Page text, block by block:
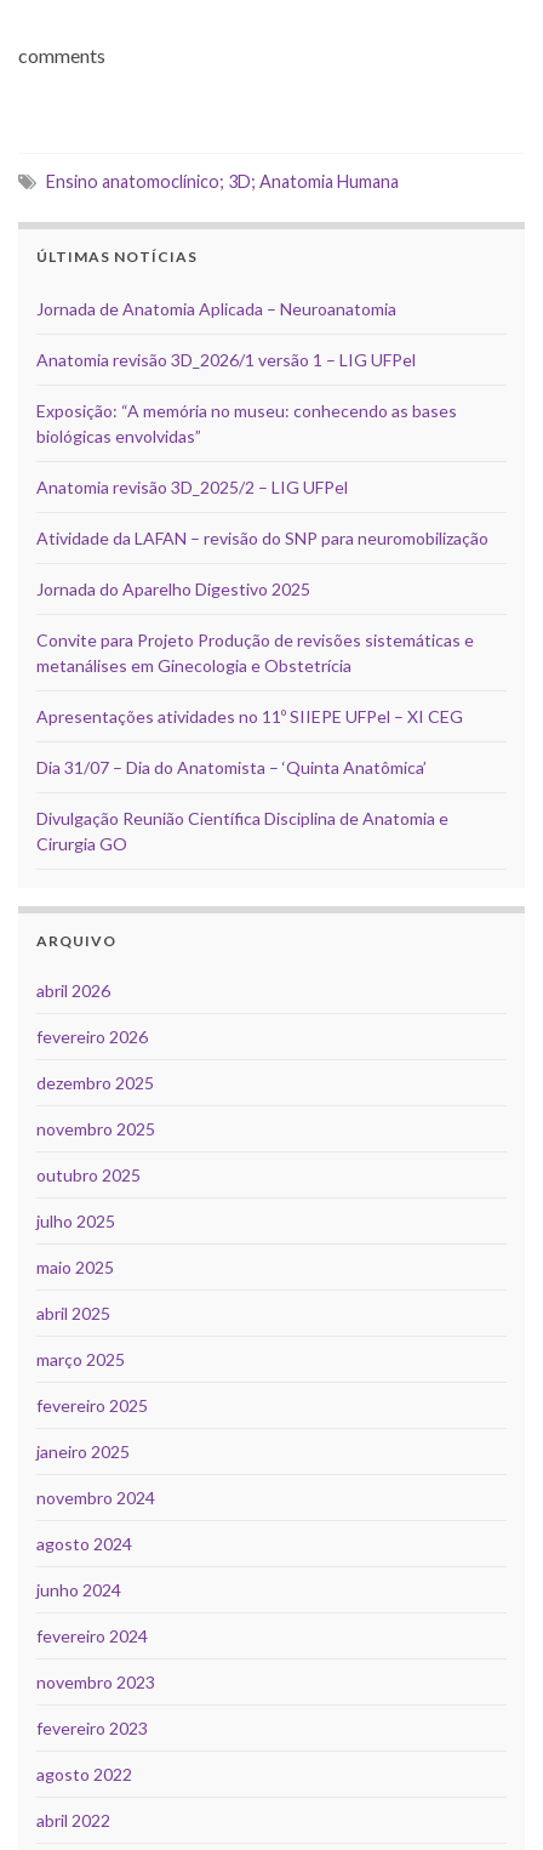
comments
Ensino anatomoclínico; 3D; Anatomia Humana
ÚLTIMAS NOTÍCIAS
Jornada de Anatomia Aplicada – Neuroanatomia
Anatomia revisão 3D_2026/1 versão 1 – LIG UFPel
Exposição: “A memória no museu: conhecendo as bases
biológicas envolvidas”
Anatomia revisão 3D_2025/2 – LIG UFPel
Atividade da LAFAN – revisão do SNP para neuromobilização
Jornada do Aparelho Digestivo 2025
Convite para Projeto Produção de revisões sistemáticas e
metanálises em Ginecologia e Obstetrícia
Apresentações atividades no 11º SIIEPE UFPel – XI CEG
Dia 31/07 – Dia do Anatomista – ‘Quinta Anatômica’
Divulgação Reunião Científica Disciplina de Anatomia e
Cirurgia GO
ARQUIVO
abril 2026
fevereiro 2026
dezembro 2025
novembro 2025
outubro 2025
julho 2025
maio 2025
abril 2025
março 2025
fevereiro 2025
janeiro 2025
novembro 2024
agosto 2024
junho 2024
fevereiro 2024
novembro 2023
fevereiro 2023
agosto 2022
abril 2022